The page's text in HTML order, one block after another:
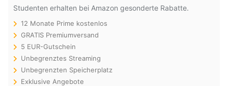
Studenten erhalten bei Amazon gesonderte Rabatte.
12 Monate Prime kostenlos
GRATIS Premiumversand
5 EUR-Gutschein
Unbegrenztes Streaming
Unbegrenzten Speicherplatz
Exklusive Angebote